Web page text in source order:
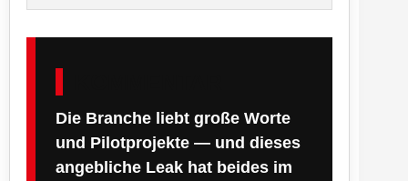
Die Branche liebt große Worte
und Pilotprojekte — und dieses
angebliche Leak hat beides im